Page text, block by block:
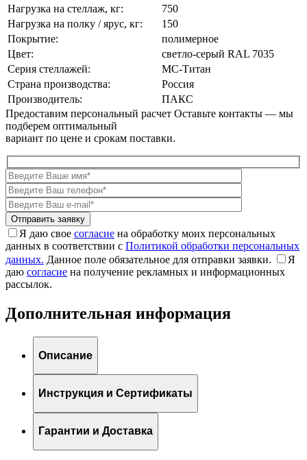
Нагрузка на стеллаж, кг:
750
Нагрузка на полку / ярус, кг:
150
Покрытие:
полимерное
Цвет:
cветло-серый RAL 7035
Серия стеллажей:
МС-Титан
Страна производства:
Россия
Производитель:
ПАКС
Предоставим персональный расчет Оставьте контакты — мы
подберем оптимальный
вариант по цене и срокам поставки.
Я даю свое согласие на обработку моих персональных
данных в соответствии с Политикой обработки персональных
данных. Данное поле обязательное для отправки заявки.
Я
даю согласие на получение рекламных и информационных
рассылок.
Дополнительная информация
Описание
Инструкция и Сертификаты
Гарантии и Доставка